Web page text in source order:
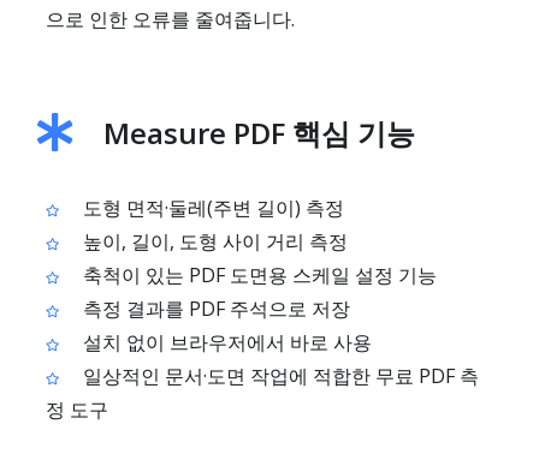
으로 인한 오류를 줄여줍니다.
Measure PDF 핵심 기능
도형 면적·둘레(주변 길이) 측정
높이, 길이, 도형 사이 거리 측정
축척이 있는 PDF 도면용 스케일 설정 기능
측정 결과를 PDF 주석으로 저장
설치 없이 브라우저에서 바로 사용
일상적인 문서·도면 작업에 적합한 무료 PDF 측
정 도구